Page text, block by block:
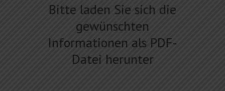
Bitte laden Sie sich die
gewünschten
Informationen als PDF-
Datei herunter